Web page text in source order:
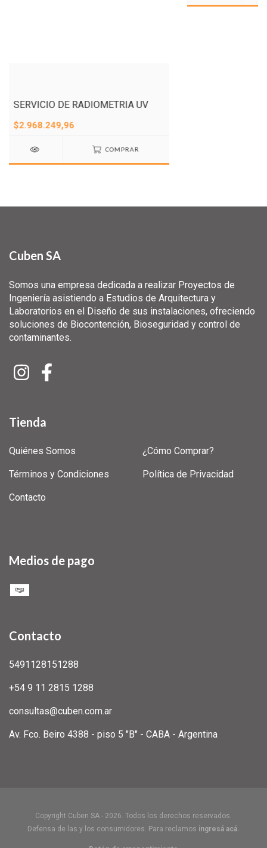
SERVICIO DE RADIOMETRIA UV
$2.968.249,96
COMPRAR
Cuben SA
Somos una empresa dedicada a realizar Proyectos de
Ingeniería asistiendo a Estudios de Arquitectura y
Laboratorios en el Diseño de sus instalaciones, ofreciendo
soluciones de Biocontención, Bioseguridad y control de
contaminantes.
Tienda
Quiénes Somos ¿Cómo Comprar?
Términos y Condiciones Política de Privacidad
Contacto
Medios de pago
Contacto
5491128151288
+54 9 11 2815 1288
consultas@cuben.com.ar
Av. Fco. Beiro 4388 - piso 5 "B" - CABA - Argentina
Copyright Cuben SA - 2026. Todos los derechos reservados.
Defensa de las y los consumidores. Para reclamos ingresá acá.